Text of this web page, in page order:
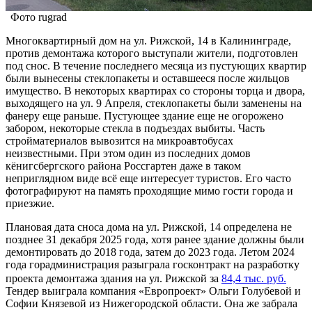
Фото rugrad
Многоквартирный дом на ул. Рижской, 14 в Калининграде,
против демонтажа которого выступали жители, подготовлен
под снос. В течение последнего месяца из пустующих квартир
были вынесены стеклопакеты и оставшееся после жильцов
имущество. В некоторых квартирах со стороны торца и двора,
выходящего на ул. 9 Апреля, стеклопакеты были заменены на
фанеру еще раньше. Пустующее здание еще не огорожено
забором, некоторые стекла в подъездах выбиты. Часть
стройматериалов вывозится на микроавтобусах
неизвестными. При этом один из последних домов
кёнигсбергского района Россгартен даже в таком
неприглядном виде всё еще интересует туристов. Его часто
фотографируют на память проходящие мимо гости города и
приезжие.
Плановая дата сноса дома на ул. Рижской, 14 определена не
позднее 31 декабря 2025 года, хотя ранее здание должны были
демонтировать до 2018 года, затем до 2023 года. Летом 2024
года горадминистрация разыграла госконтракт на разработку
проекта демонтажа здания на ул. Рижской за 84,4 тыс. руб.
Тендер выиграла компания «Европроект» Ольги Голубевой и
Софии Князевой из Нижегородской области. Она же забрала